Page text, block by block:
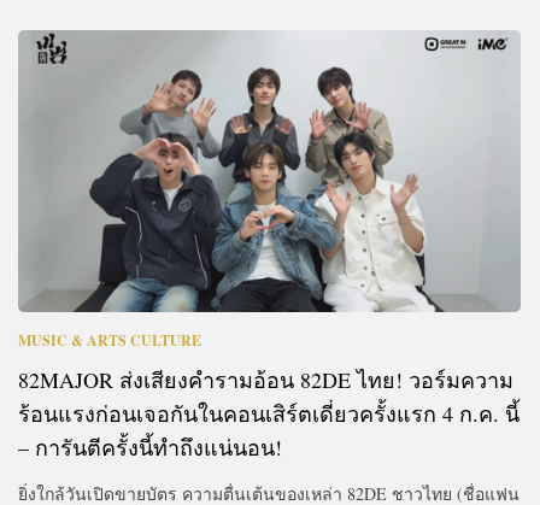
MUSIC & ARTS CULTURE
82MAJOR ส่งเสียงคำรามอ้อน 82DE ไทย! วอร์มความ
ร้อนแรงก่อนเจอกันในคอนเสิร์ตเดี่ยวครั้งแรก 4 ก.ค. นี้
– การันตีครั้งนี้ทำถึงแน่นอน!
ยิ่งใกล้วันเปิดขายบัตร ความตื่นเต้นของเหล่า 82DE ชาวไทย (ชื่อแฟน